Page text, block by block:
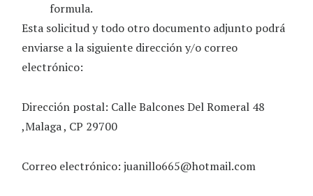
formula.
Esta solicitud y todo otro documento adjunto podrá
enviarse a la siguiente dirección y/o correo
electrónico:
Dirección postal: Calle Balcones Del Romeral 48
,Malaga , CP 29700
Correo electrónico:juanillo665@hotmail.com